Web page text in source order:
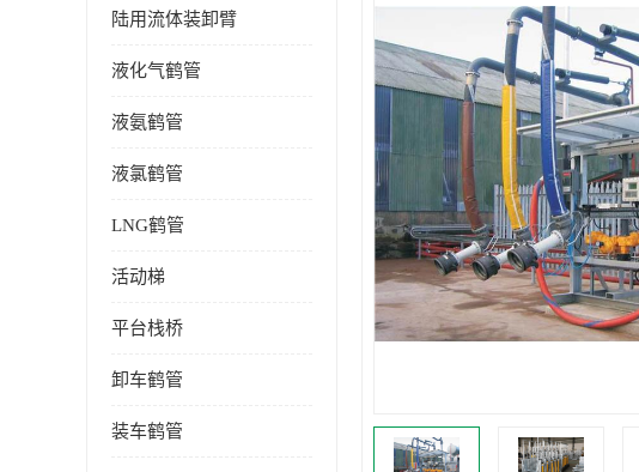
陆用流体装卸臂
液化气鹤管
液氨鹤管
液氯鹤管
LNG鹤管
活动梯
平台栈桥
卸车鹤管
装车鹤管